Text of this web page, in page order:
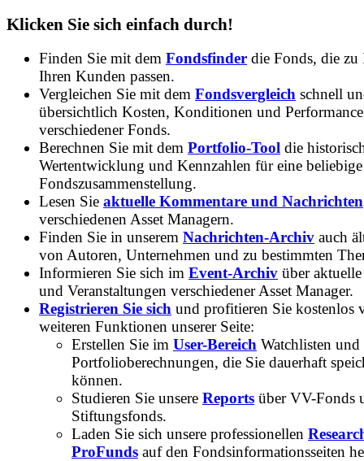
Klicken Sie sich einfach durch!
Finden Sie mit dem Fondsfinder die Fonds, die zu
Ihren Kunden passen.
Vergleichen Sie mit dem Fondsvergleich schnell
übersichtlich Kosten, Konditionen und Performance
verschiedener Fonds.
Berechnen Sie mit dem Portfolio-Tool die
Wertentwicklung und Kennzahlen für eine beliebige
Fondszusammenstellung.
Lesen Sie aktuelle Kommentare und Nachrichten
verschiedenen Asset Managern.
Finden Sie in unserem Nachrichten-Archiv auch
von Autoren, Unternehmen und zu bestimmten
Informieren Sie sich im Event-Archiv über
und Veranstaltungen verschiedener Asset Manager.
Registrieren Sie sich und profitieren Sie kostenlos
weiteren Funktionen unserer Seite:
Erstellen Sie im User-Bereich Watchlisten und
Portfolioberechnungen, die Sie dauerhaft
können.
Studieren Sie unsere Reports über VV-Fonds
Stiftungsfonds.
Laden Sie sich unsere professionellen
ProFunds auf den Fondsinformationsseiten